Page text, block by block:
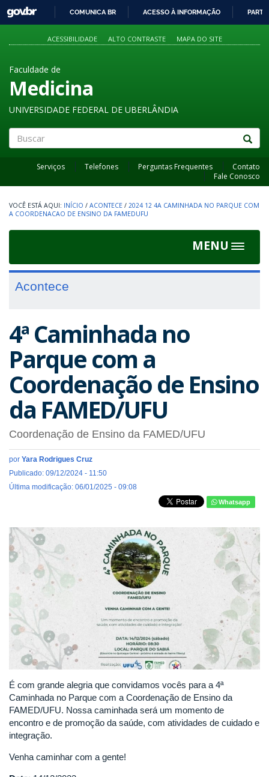
PARA
O
GOVBR
COMUNICA BR ACESSO À INFORMAÇÃO
ACESSIBILIDADE ALTO CONTRASTE MAPA DO SITE
Faculdade de
Medicina
UNIVERSIDADE FEDERAL DE UBERLÂNDIA
Serviços Telefones Perguntas Frequentes
Contato
Fale Conosco
INÍCIO / ACONTECE / 2024 12 4A CAMINHADA NO PARQUE COM
A COORDENACAO DE ENSINO DA FAMEDUFU
MENU
Toggle
Acontece
4ª Caminhada no
Parque com a
Coordenação de Ensino
da FAMED/UFU
Coordenação de Ensino da FAMED/UFU
por Yara Rodrigues Cruz
Publicado: 09/12/2024 - 11:50
Última modificação: 06/01/2025 - 09:08
Whatsapp
É com grande alegria que convidamos vocês para a 4ª
Caminhada no Parque com a Coordenação de Ensino da
FAMED/UFU. Nossa caminhada será um momento de
encontro e de promoção da saúde, com atividades de cuidado e
integração.
Venha caminhar com a gente!